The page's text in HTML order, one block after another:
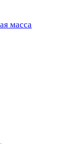
масса